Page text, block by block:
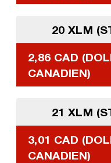
20 XLM
2,86 CAD
CANADIEN)
21 XLM
3,01 CAD
CANADIEN)